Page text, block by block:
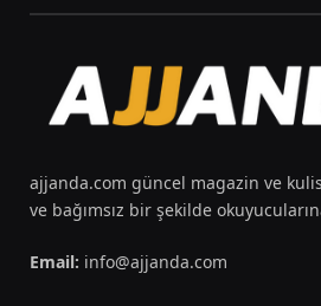
ajjanda.com güncel magazin ve
ve bağımsız bir şekilde
Email: info@ajjanda.com